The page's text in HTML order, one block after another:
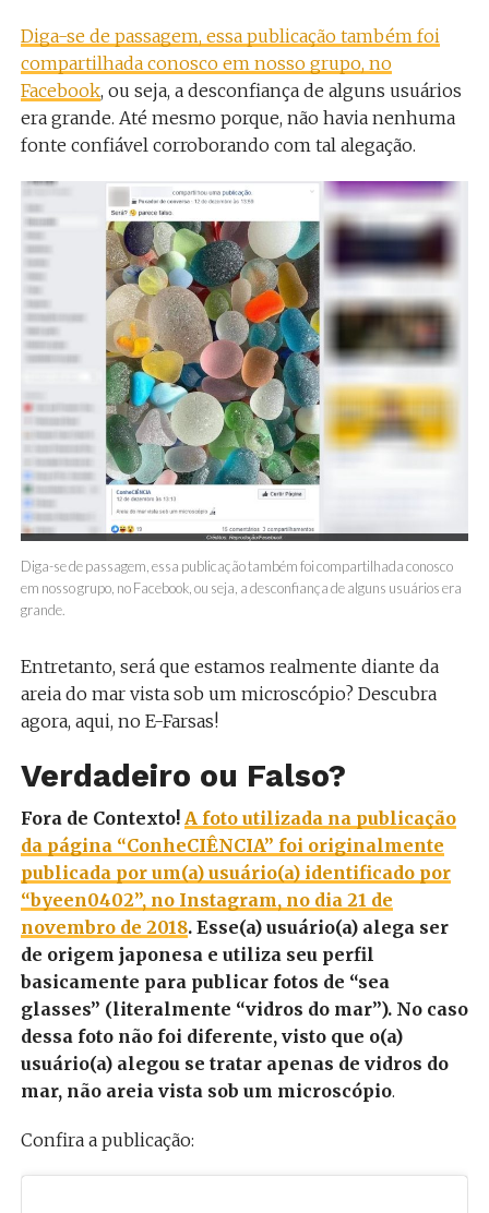
Diga-se de passagem, essa publicação também foi
compartilhada conosco em nosso grupo, no
Facebook, ou seja, a desconfiança de alguns usuários
era grande. Até mesmo porque, não havia nenhuma
fonte confiável corroborando com tal alegação.
Diga-se de passagem, essa publicação também foi compartilhada conosco
em nosso grupo, no Facebook, ou seja, a desconfiança de alguns usuários era
grande.
Entretanto, será que estamos realmente diante da
areia do mar vista sob um microscópio? Descubra
agora, aqui, no E-Farsas!
Verdadeiro ou Falso?
Fora de Contexto! A foto utilizada na publicação
da página “ConheCIÊNCIA” foi originalmente
publicada por um(a) usuário(a) identificado por
“byeen0402”, no Instagram, no dia 21 de
novembro de 2018. Esse(a) usuário(a) alega ser
de origem japonesa e utiliza seu perfil
basicamente para publicar fotos de “sea
glasses” (literalmente “vidros do mar”). No caso
dessa foto não foi diferente, visto que o(a)
usuário(a) alegou se tratar apenas de vidros do
mar, não areia vista sob um microscópio.
Confira a publicação: